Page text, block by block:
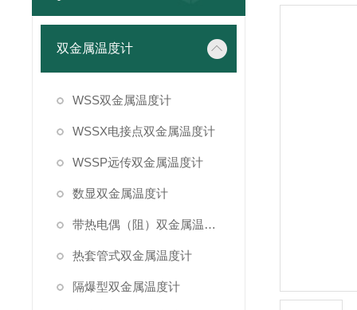
双金属温度计
WSS双金属温度计
WSSX电接点双金属温度计
WSSP远传双金属温度计
数显双金属温度计
带热电偶（阻）双金属温度计
热套管式双金属温度计
隔爆型双金属温度计